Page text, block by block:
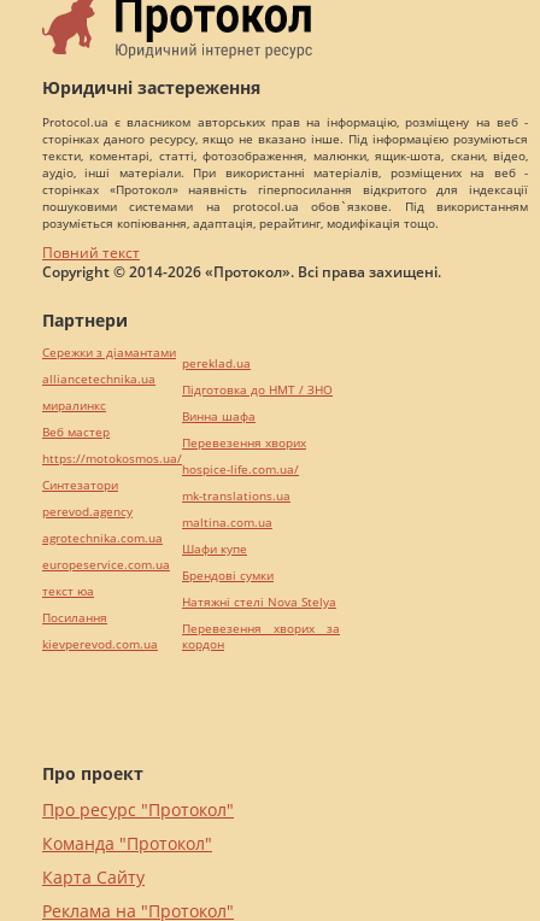
Юридичні застереження
Protocol.ua є власником авторських прав на інформацію, розміщену на веб -
сторінках даного ресурсу, якщо не вказано інше. Під інформацією розуміються
тексти, коментарі, статті, фотозображення, малюнки, ящик-шота, скани, відео,
аудіо, інші матеріали. При використанні матеріалів, розміщених на веб -
сторінках «Протокол» наявність гіперпосилання відкритого для індексації
пошуковими системами на protocol.ua обов`язкове. Під використанням
розуміється копіювання, адаптація, рерайтинг, модифікація тощо.
Повний текст
Copyright © 2014-2026 «Протокол». Всі права захищені.
Про проект
Про ресурс "Протокол"
Команда "Протокол"
Карта Сайту
Реклама на "Протокол"
Партнери
Сережки з діамантами
alliancetechnika.ua
миралинкс
Веб мастер
https://motokosmos.ua/
Синтезатори
perevod.agency
agrotechnika.com.ua
europeservice.com.ua
текст юа
Посилання
kievperevod.com.ua
pereklad.ua
Підготовка до НМТ / ЗНО
Винна шафа
Перевезення хворих
hospice-life.com.ua/
mk-translations.ua
maltina.com.ua
Шафи купе
Брендові сумки
Натяжні стелі Nova Stelya
Перевезення хворих за
кордон